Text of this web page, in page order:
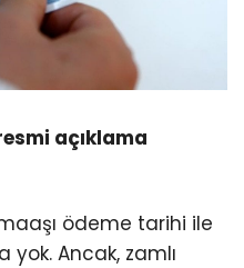
açıklama
ödeme tarihi ile
yok. Ancak, zamlı